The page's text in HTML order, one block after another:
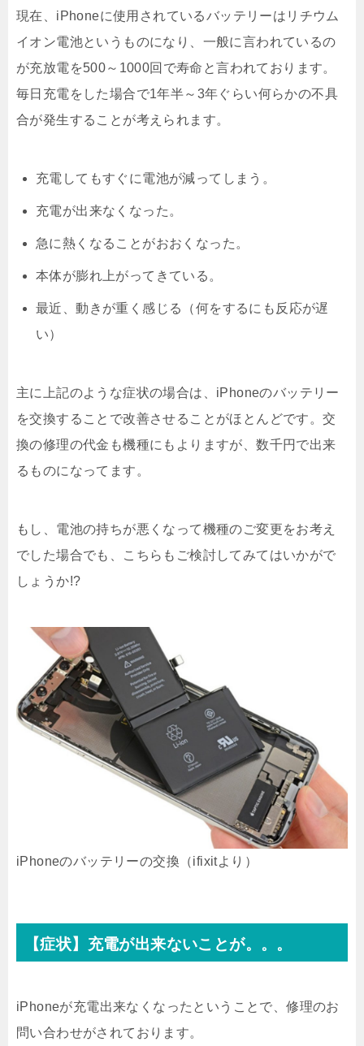
現在、iPhoneに使用されているバッテリーはリチウム
イオン電池というものになり、一般に言われているの
が充放電を500～1000回で寿命と言われております。
毎日充電をした場合で1年半～3年ぐらい何らかの不具
合が発生することが考えられます。
充電してもすぐに電池が減ってしまう。
充電が出来なくなった。
急に熱くなることがおおくなった。
本体が膨れ上がってきている。
最近、動きが重く感じる（何をするにも反応が遅
い）
主に上記のような症状の場合は、iPhoneのバッテリー
を交換することで改善させることがほとんどです。交
換の修理の代金も機種にもよりますが、数千円で出来
るものになってます。
もし、電池の持ちが悪くなって機種のご変更をお考え
でした場合でも、こちらもご検討してみてはいかがで
しょうか!?
iPhoneのバッテリーの交換（ifixitより）
【症状】充電が出来ないことが。。。
iPhoneが充電出来なくなったということで、修理のお
問い合わせがされております。